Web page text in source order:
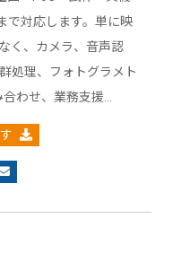
で対応します。単に映
く、カメラ、音声認
処理、フォトグラメト
わせ、業務支援…